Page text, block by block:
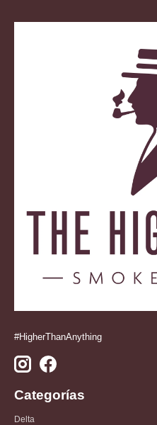
#HigherThanAnything
Categorías
Delta